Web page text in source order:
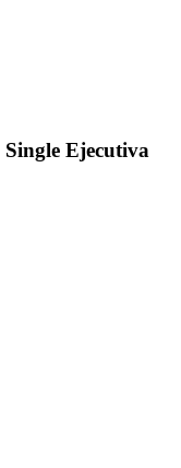
Single Ejecutiva